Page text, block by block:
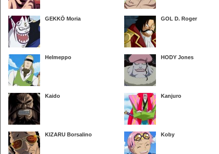
GEKKŌ Moria GOL D. Roger
Helmeppo HODY Jones
Kaido Kanjuro
KIZARU Borsalino Koby